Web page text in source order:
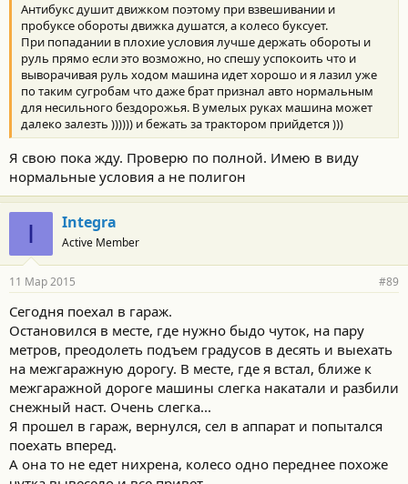
Антибукс душит движком поэтому при взвешивании и
пробуксе обороты движка душатся, а колесо буксует.
При попадании в плохие условия лучше держать обороты и
руль прямо если это возможно, но спешу успокоить что и
выворачивая руль ходом машина идет хорошо и я лазил уже
по таким сугробам что даже брат признал авто нормальным
для несильного бездорожья. В умелых руках машина может
далеко залезть )))))) и бежать за трактором прийдется )))
Я свою пока жду. Проверю по полной. Имею в виду
нормальные условия а не полигон
I Integra
Active Member
11 Мар 2015 #89
Сегодня поехал в гараж.
Остановился в месте, где нужно быдо чуток, на пару
метров, преодолеть подъем градусов в десять и выехать
на межгаражную дорогу. В месте, где я встал, ближе к
межгаражной дороге машины слегка накатали и разбили
снежный наст. Очень слегка...
Я прошел в гараж, вернулся, сел в аппарат и попытался
поехать вперед.
А она то не едет нихрена, колесо одно переднее похоже